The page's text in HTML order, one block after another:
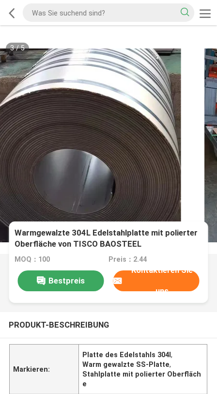
3/5
Warmgewalzte 304L Edelstahlplatte mit polierter
Oberfläche von TISCO BAOSTEEL
MOQ：100 Preis：2.44
Bestpreis
Kontaktieren Sie
uns
PRODUKT-BESCHREIBUNG
Markieren:
Platte des Edelstahls 304l,
Warm gewalzte SS-Platte,
Stahlplatte mit polierter Oberfläch
e